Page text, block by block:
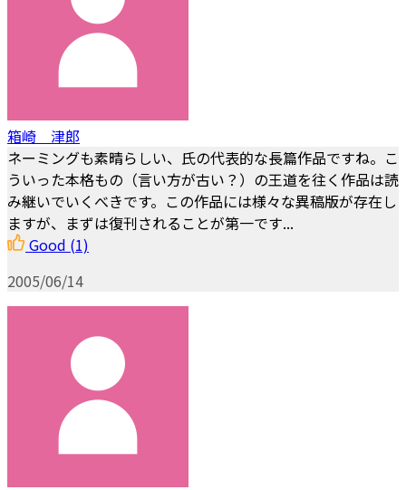
箱崎 津郎
ネーミングも素晴らしい、氏の代表的な長篇作品ですね。こ
ういった本格もの（言い方が古い？）の王道を往く作品は読
み継いでいくべきです。この作品には様々な異稿版が存在し
ますが、まずは復刊されることが第一です...
Good (1)
2005/06/14